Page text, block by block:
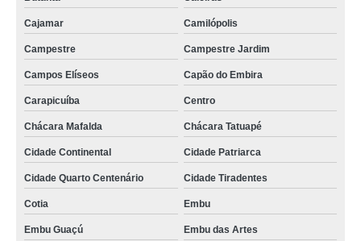
manutenção de maquinário para fábrica bebidas Três Corações
manutenção de maquinário para queijaria e laticínios Taboão da Serra
manutenção de equipamento para leite Paranaguá
equipamento para leite preço Brusque
maquinário para fábrica de bebidas orçamento Arujá
valor de maquinário para fábrica bebidas Toledo
Cajamar Camilópolis
Campestre Campestre Jardim
Campos Elíseos Capão do Embira
Carapicuíba Centro
Chácara Mafalda Chácara Tatuapé
Cidade Continental Cidade Patriarca
Cidade Quarto Centenário Cidade Tiradentes
Cotia Embu
Embu Guaçú Embu das Artes